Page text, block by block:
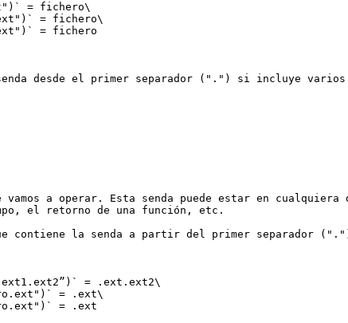
= fichero\
= fichero\
= fichero
desde el primer separador (".") si incluye
vamos a operar. Esta senda puede estar en
el retorno de una función, etc.
contiene la senda a partir del primer separador
= .ext.ext2\
= .ext\
= .ext